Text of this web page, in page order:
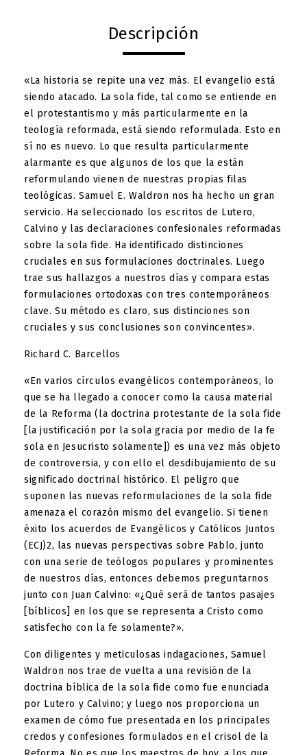
Descripción
«La historia se repite una vez más. El evangelio está
siendo atacado. La sola fide, tal como se entiende en
el protestantismo y más particularmente en la
teología reformada, está siendo reformulada. Esto en
sí no es nuevo. Lo que resulta particularmente
alarmante es que algunos de los que la están
reformulando vienen de nuestras propias filas
teológicas. Samuel E. Waldron nos ha hecho un gran
servicio. Ha seleccionado los escritos de Lutero,
Calvino y las declaraciones confesionales reformadas
sobre la sola fide. Ha identificado distinciones
cruciales en sus formulaciones doctrinales. Luego
trae sus hallazgos a nuestros días y compara estas
formulaciones ortodoxas con tres contemporáneos
clave. Su método es claro, sus distinciones son
cruciales y sus conclusiones son convincentes».
Richard C. Barcellos
«En varios círculos evangélicos contemporáneos, lo
que se ha llegado a conocer como la causa material
de la Reforma (la doctrina protestante de la sola fide
[la justificación por la sola gracia por medio de la fe
sola en Jesucristo solamente]) es una vez más objeto
de controversia, y con ello el desdibujamiento de su
significado doctrinal histórico. El peligro que
suponen las nuevas reformulaciones de la sola fide
amenaza el corazón mismo del evangelio. Si tienen
éxito los acuerdos de Evangélicos y Católicos Juntos
(ECJ)2, las nuevas perspectivas sobre Pablo, junto
con una serie de teólogos populares y prominentes
de nuestros días, entonces debemos preguntarnos
junto con Juan Calvino: «¿Qué será de tantos pasajes
[bíblicos] en los que se representa a Cristo como
satisfecho con la fe solamente?».
Con diligentes y meticulosas indagaciones, Samuel
Waldron nos trae de vuelta a una revisión de la
doctrina bíblica de la sola fide como fue enunciada
por Lutero y Calvino; y luego nos proporciona un
examen de cómo fue presentada en los principales
credos y confesiones formulados en el crisol de la